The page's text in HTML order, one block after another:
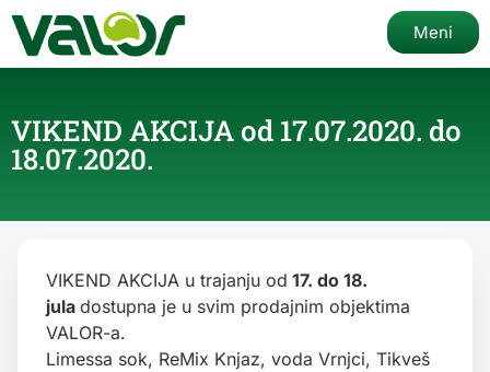
Meni
VIKEND AKCIJA od 17.07.2020. do
18.07.2020.
VIKEND AKCIJA u trajanju od 17. do 18.
jula dostupna je u svim prodajnim objektima
VALOR-a.
Limessa sok, ReMix Knjaz, voda Vrnjci, Tikveš